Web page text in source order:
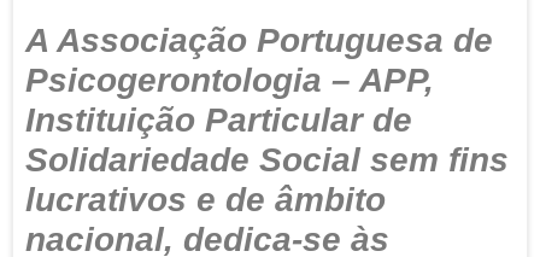
A Associação Portuguesa de
Psicogerontologia – APP,
Instituição Particular de
Solidariedade Social sem fins
lucrativos e de âmbito
nacional, dedica-se às